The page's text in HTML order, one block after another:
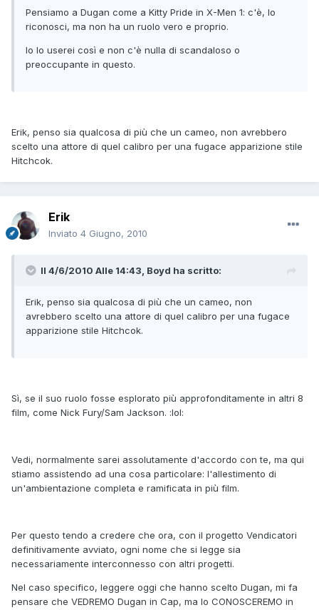
Pensiamo a Dugan come a Kitty Pride in X-Men 1: c'è, lo
riconosci, ma non ha un ruolo vero e proprio.
Io lo userei così e non c'è nulla di scandaloso o
preoccupante in questo.
Erik, penso sia qualcosa di più che un cameo, non avrebbero
scelto una attore di quel calibro per una fugace apparizione stile
Hitchcok.
Erik
Inviato 4 Giugno, 2010
Il 4/6/2010 Alle 14:43, Boyd ha scritto:
Erik, penso sia qualcosa di più che un cameo, non
avrebbero scelto una attore di quel calibro per una fugace
apparizione stile Hitchcok.
Sì, se il suo ruolo fosse esplorato più approfonditamente in altri 8
film, come Nick Fury/Sam Jackson. :lol:
Vedi, normalmente sarei assolutamente d'accordo con te, ma qui
stiamo assistendo ad una cosa particolare: l'allestimento di
un'ambientazione completa e ramificata in più film.
Per questo tendo a credere che ora, con il progetto Vendicatori
definitivamente avviato, ogni nome che si legge sia
necessariamente interconnesso con altri progetti.
Nel caso specifico, leggere oggi che hanno scelto Dugan, mi fa
pensare che VEDREMO Dugan in Cap, ma lo CONOSCEREMO in